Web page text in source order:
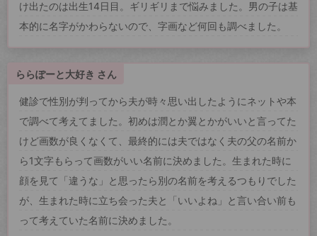
け出たのは出生14日目。ギリギリまで悩みました。男の子は基
本的に名字がかわらないので、字画など何回も調べました。
ららぽーと大好き さん
健診で性別が判ってから夫が時々思い出したようにネットや本
で調べて考えてました。初めは潤とか翼とかがいいと言ってた
けど画数が良くなくて、最終的には夫ではなく夫の父の名前か
ら1文字もらって画数がいい名前に決めました。生まれた時に
顔を見て「違うな」と思ったら別の名前を考えるつもりでした
が、生まれた時に立ち会った夫と「いいよね」と言い合い前も
って考えていた名前に決めました。